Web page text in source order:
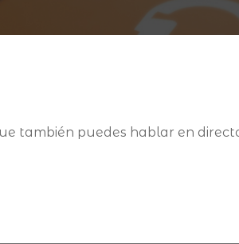
también puedes hablar en